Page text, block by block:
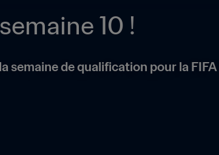
10 !
semaine de qualification pour la FIFA